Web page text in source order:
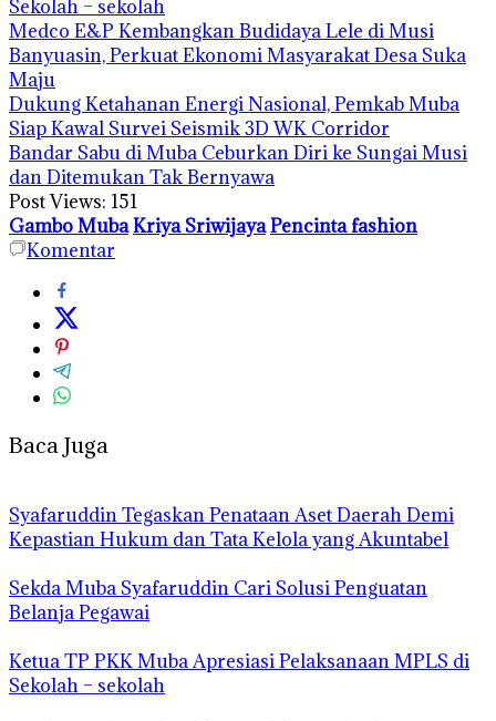
Sekolah – sekolah
Medco E&P Kembangkan Budidaya Lele di Musi
Banyuasin, Perkuat Ekonomi Masyarakat Desa Suka
Maju
Dukung Ketahanan Energi Nasional, Pemkab Muba
Siap Kawal Survei Seismik 3D WK Corridor
Bandar Sabu di Muba Ceburkan Diri ke Sungai Musi
dan Ditemukan Tak Bernyawa
Post Views: 151
Gambo MubaKriya SriwijayaPencinta fashion
Komentar
Baca Juga
Syafaruddin Tegaskan Penataan Aset Daerah Demi
Kepastian Hukum dan Tata Kelola yang Akuntabel
Sekda Muba Syafaruddin Cari Solusi Penguatan
Belanja Pegawai
Ketua TP PKK Muba Apresiasi Pelaksanaan MPLS di
Sekolah – sekolah